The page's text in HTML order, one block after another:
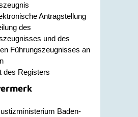
Antragstellung
des
und des
Führungszeugnisses an
des Registers
Baden-